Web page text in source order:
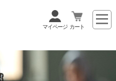
マイページ カート